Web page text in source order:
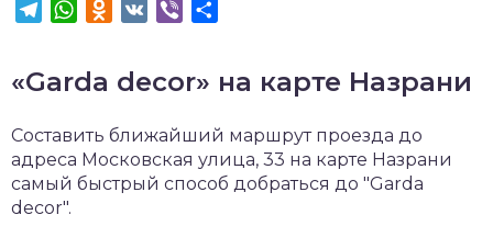
TelegramWhatsApp
Odnoklassniki
VK Viber
«Garda decor» на карте Назрани
Составить ближайший маршрут проезда до
адреса Московская улица, 33 на карте Назрани
самый быстрый способ добраться до "Garda
decor".